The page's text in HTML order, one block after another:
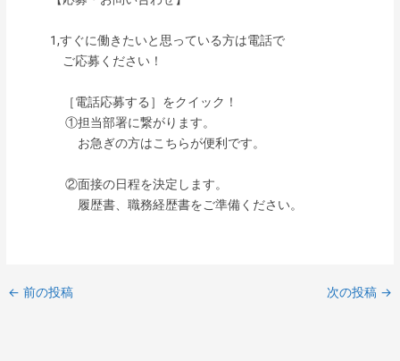
1,すぐに働きたいと思っている方は電話で
ご応募ください！
［電話応募する］をクイック！
①担当部署に繋がります。
お急ぎの方はこちらが便利です。
②面接の日程を決定します。
履歴書、職務経歴書をご準備ください。
← 前の投稿 次の投稿 →